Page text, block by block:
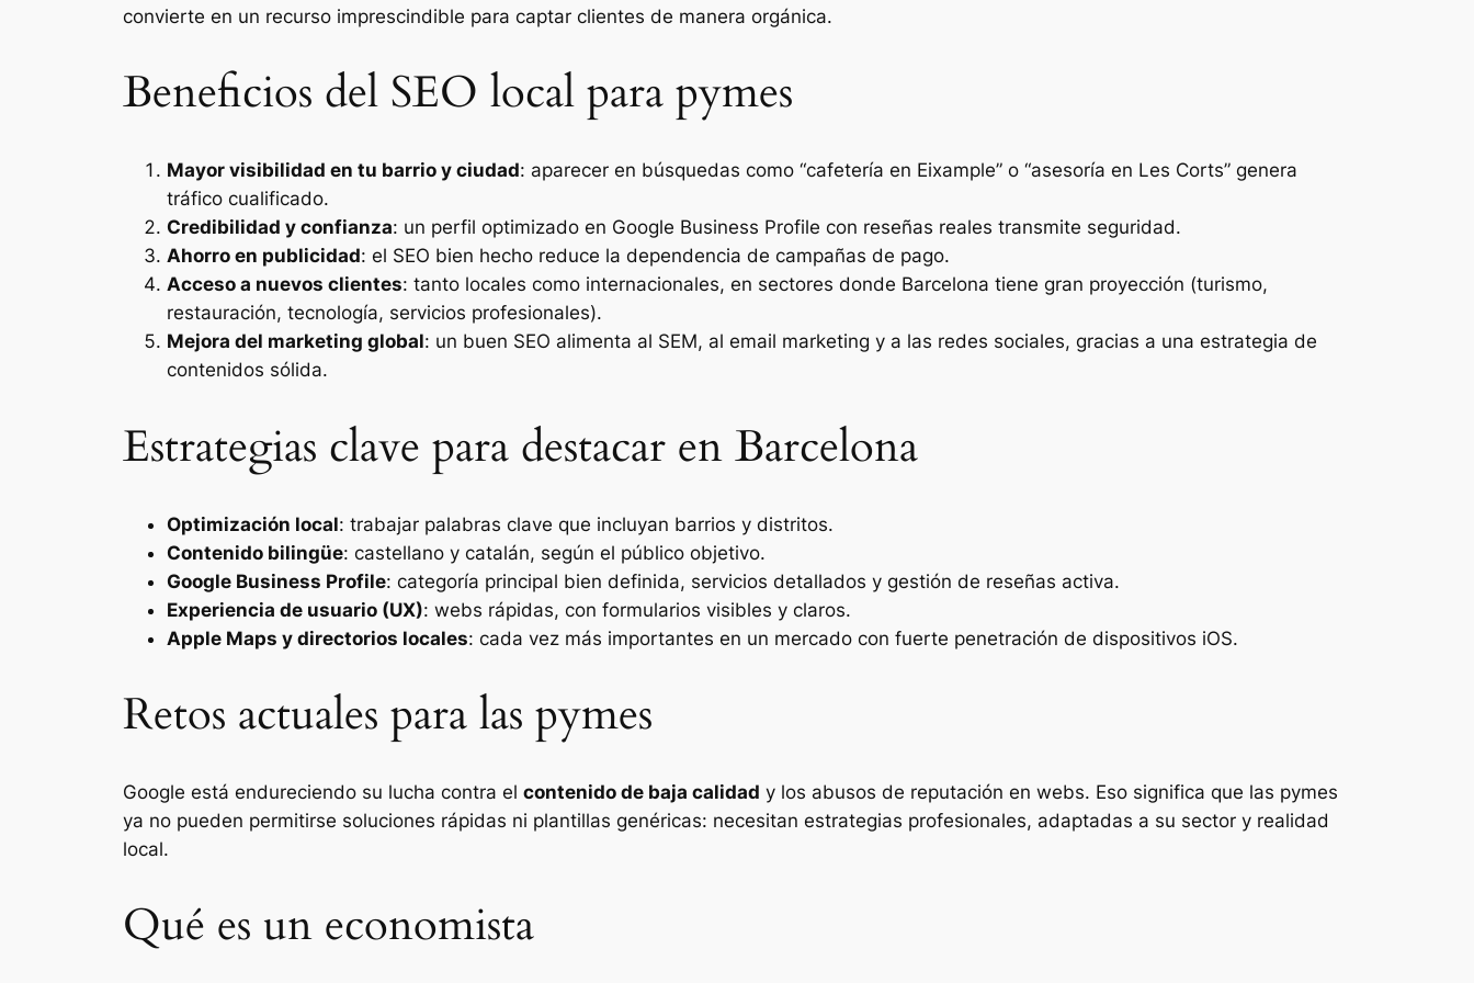
convierte en un recurso imprescindible para captar clientes de manera orgánica.
Beneficios del SEO local para pymes
Mayor visibilidad en tu barrio y ciudad: aparecer en búsquedas como “cafetería en Eixample” o “asesoría en Les Corts” genera
tráfico cualificado.
Credibilidad y confianza: un perfil optimizado en Google Business Profile con reseñas reales transmite seguridad.
Ahorro en publicidad: el SEO bien hecho reduce la dependencia de campañas de pago.
Acceso a nuevos clientes: tanto locales como internacionales, en sectores donde Barcelona tiene gran proyección (turismo,
restauración, tecnología, servicios profesionales).
Mejora del marketing global: un buen SEO alimenta al SEM, al email marketing y a las redes sociales, gracias a una estrategia de
contenidos sólida.
Estrategias clave para destacar en Barcelona
Optimización local: trabajar palabras clave que incluyan barrios y distritos.
Contenido bilingüe: castellano y catalán, según el público objetivo.
Google Business Profile: categoría principal bien definida, servicios detallados y gestión de reseñas activa.
Experiencia de usuario (UX): webs rápidas, con formularios visibles y claros.
Apple Maps y directorios locales: cada vez más importantes en un mercado con fuerte penetración de dispositivos iOS.
Retos actuales para las pymes
Google está endureciendo su lucha contra el contenido de baja calidad y los abusos de reputación en webs. Eso significa que las pymes
ya no pueden permitirse soluciones rápidas ni plantillas genéricas: necesitan estrategias profesionales, adaptadas a su sector y realidad
local.
Qué es un economista